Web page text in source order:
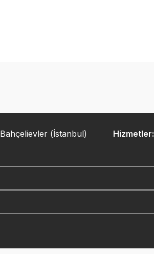
Bahçelievler (İstanbul) Hizmetler: